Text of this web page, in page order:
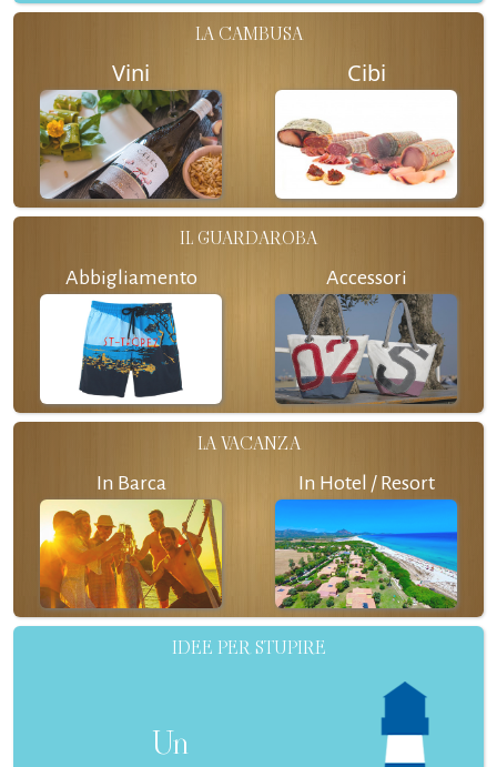
LA CAMBUSA
Vini Cibi
IL GUARDAROBA
Abbigliamento Accessori
LA VACANZA
In Barca In Hotel / Resort
IDEE PER STUPIRE
Un